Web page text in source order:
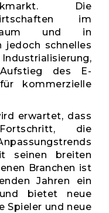
Die
im
Raum und in
jedoch schnelles
des E-
kommerzielle
erwartet, dass
die
seinen breiten
Branchen ist
Jahren ein
bietet neue
Spieler und neue